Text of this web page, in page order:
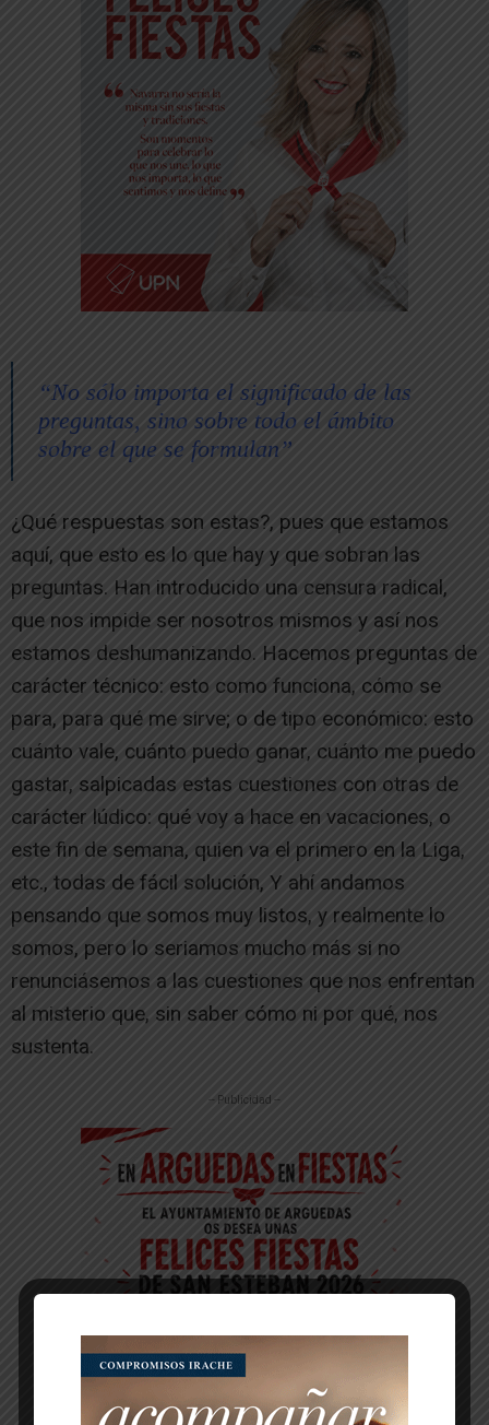
“No sólo importa el significado de las
preguntas, sino sobre todo el ámbito
sobre el que se formulan”
¿Qué respuestas son estas?, pues que estamos
aquí, que esto es lo que hay y que sobran las
preguntas. Han introducido una censura radical,
que nos impide ser nosotros mismos y así nos
estamos deshumanizando. Hacemos preguntas de
carácter técnico: esto como funciona, cómo se
para, para qué me sirve; o de tipo económico: esto
cuánto vale, cuánto puedo ganar, cuánto me puedo
gastar, salpicadas estas cuestiones con otras de
carácter lúdico: qué voy a hace en vacaciones, o
este fin de semana, quien va el primero en la Liga,
etc., todas de fácil solución, Y ahí andamos
pensando que somos muy listos, y realmente lo
somos, pero lo seriamos mucho más si no
renunciásemos a las cuestiones que nos enfrentan
al misterio que, sin saber cómo ni por qué, nos
sustenta.
-- Publicidad --